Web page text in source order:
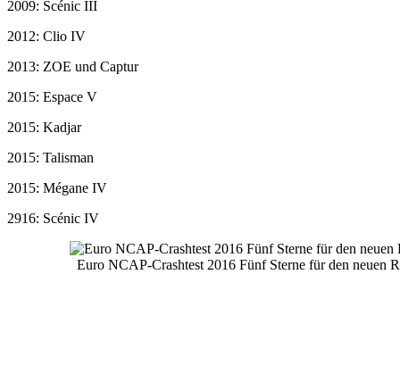
2009: Scénic III
2012: Clio IV
2013: ZOE und Captur
2015: Espace V
2015: Kadjar
2015: Talisman
2015: Mégane IV
2916: Scénic IV
Euro NCAP-Crashtest 2016 Fünf Sterne für den neuen